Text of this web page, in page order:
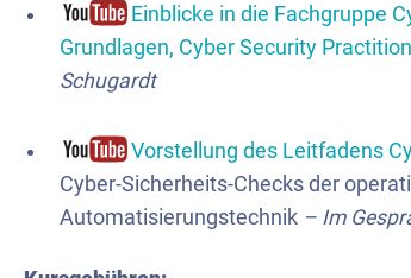
Einblicke in die Fachgruppe
Grundlagen, Cyber Security
Schugardt
Vorstellung des Leitfadens
Cyber-Sicherheits-Checks der
Automatisierungstechnik – Im